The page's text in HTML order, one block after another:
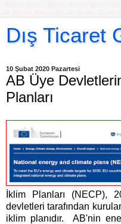
Dış Ticaret
10 Şubat 2020 Pazartesi
AB Üye
Planları
İklim Planları (NECP),
devletleri tarafından
iklim planıdır.AB'nin